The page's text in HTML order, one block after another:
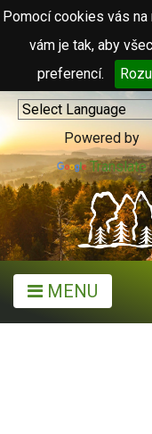
Pomocí cookies vás
vám je tak, aby
preferencí.
Powered by
Translate
MENU